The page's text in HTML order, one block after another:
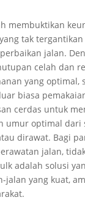
membuktikan
tak
jalan.
celah dan
yang optimal,
biasa
cerdas untuk
umur optimal dari
dirawat. Bagi
jalan,
adalah solusi
jalan yang kuat,